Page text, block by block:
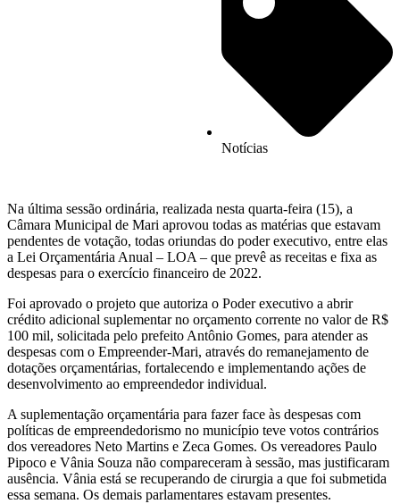
Notícias
Na última sessão ordinária, realizada nesta quarta-feira (15), a
Câmara Municipal de Mari aprovou todas as matérias que estavam
pendentes de votação, todas oriundas do poder executivo, entre elas
a Lei Orçamentária Anual – LOA – que prevê as receitas e fixa as
despesas para o exercício financeiro de 2022.
Foi aprovado o projeto que autoriza o Poder executivo a abrir
crédito adicional suplementar no orçamento corrente no valor de R$
100 mil, solicitada pelo prefeito Antônio Gomes, para atender as
despesas com o Empreender-Mari, através do remanejamento de
dotações orçamentárias, fortalecendo e implementando ações de
desenvolvimento ao empreendedor individual.
A suplementação orçamentária para fazer face às despesas com
políticas de empreendedorismo no município teve votos contrários
dos vereadores Neto Martins e Zeca Gomes. Os vereadores Paulo
Pipoco e Vânia Souza não compareceram à sessão, mas justificaram
ausência. Vânia está se recuperando de cirurgia a que foi submetida
essa semana. Os demais parlamentares estavam presentes.